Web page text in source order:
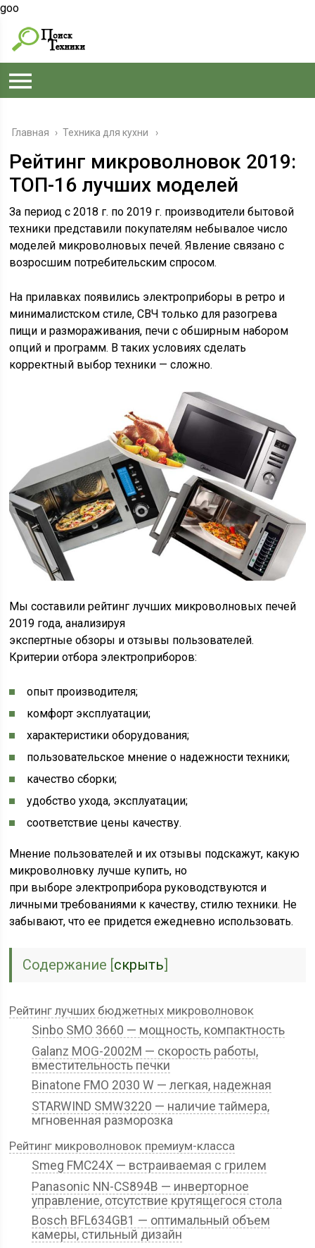
goo
Главная › Техника для кухни
Рейтинг микроволновок 2019:
ТОП-16 лучших моделей
За период с 2018 г. по 2019 г. производители бытовой
техники представили покупателям небывалое число
моделей микроволновых печей. Явление связано с
возросшим потребительским спросом.
На прилавках появились электроприборы в ретро и
минималистском стиле, СВЧ только для разогрева
пищи и размораживания, печи с обширным набором
опций и программ. В таких условиях сделать
корректный выбор техники — сложно.
Мы составили рейтинг лучших микроволновых печей
2019 года, анализируя
экспертные обзоры и отзывы пользователей.
Критерии отбора электроприборов:
опыт производителя;
комфорт эксплуатации;
характеристики оборудования;
пользовательское мнение о надежности техники;
качество сборки;
удобство ухода, эксплуатации;
соответствие цены качеству.
Мнение пользователей и их отзывы подскажут, какую
микроволновку лучше купить, но
при выборе электроприбора руководствуются и
личными требованиями к качеству, стилю техники. Не
забывают, что ее придется ежедневно использовать.
Содержание [скрыть]
Рейтинг лучших бюджетных микроволновок
Sinbo SMO 3660 — мощность, компактность
Galanz MOG-2002M — скорость работы,
вместительность печки
Binatone FMO 2030 W — легкая, надежная
STARWIND SMW3220 — наличие таймера,
мгновенная разморозка
Рейтинг микроволновок премиум-класса
Smeg FMC24X — встраиваемая с грилем
Panasonic NN-CS894B — инверторное
управление, отсутствие крутящегося стола
Bosch BFL634GB1 — оптимальный объем
камеры, стильный дизайн